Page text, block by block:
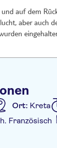
auf dem
aber auch
Sinne
Ort: Kreta
Französisch